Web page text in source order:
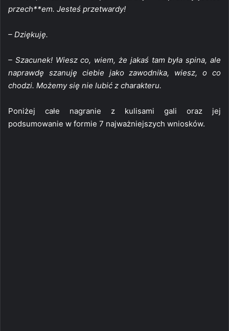
przech**em. Jesteś przetwardy!
– Dziękuję.
– Szacunek! Wiesz co, wiem, że jakaś tam była spina, ale
naprawdę szanuję ciebie jako zawodnika, wiesz, o co
chodzi. Możemy się nie lubić z charakteru.
Poniżej całe nagranie z kulisami gali oraz jej
podsumowanie w formie 7 najważniejszych wniosków.